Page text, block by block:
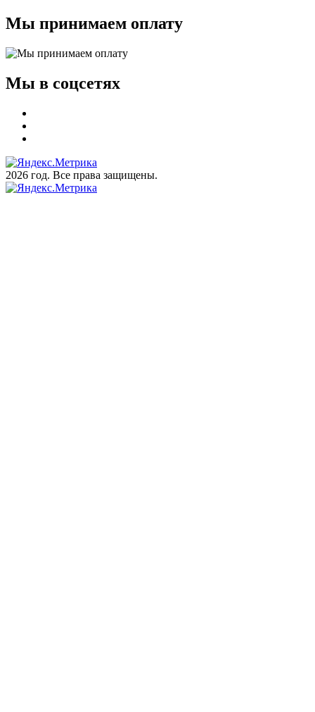
Мы принимаем оплату
Мы в соцсетях
2026 год. Все права защищены.